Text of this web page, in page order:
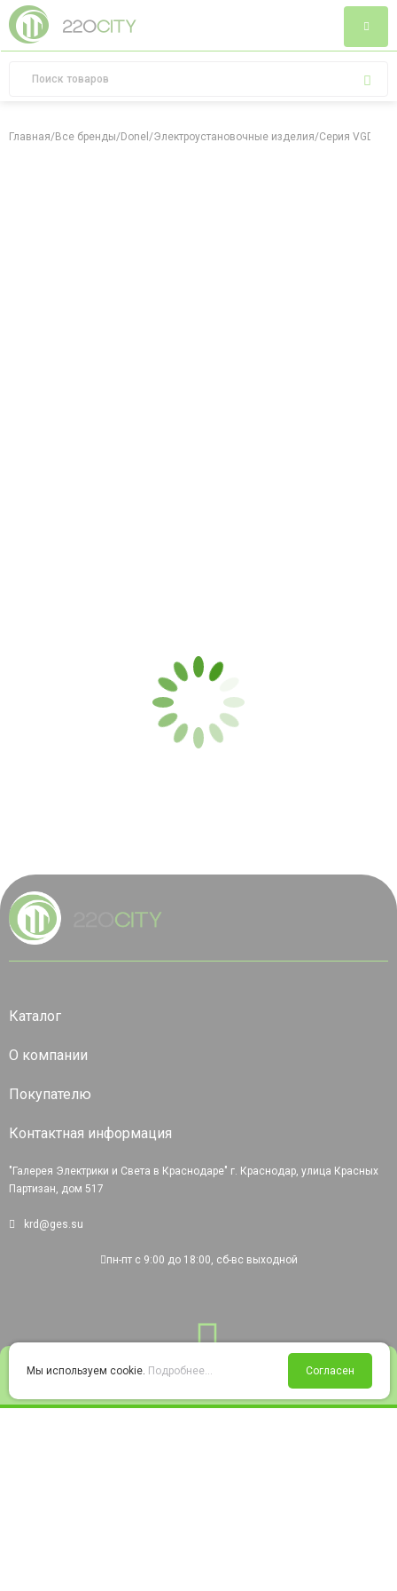
Войти Избранное Корзина
Главная/Все бренды/Donel /Электроустановочные изделия/Серия VGD
Каталог
О компании
Покупателю
Контактная информация
"Галерея Электрики и Света в Краснодаре" г. Краснодар, улица Красных
Партизан, дом 517
krd@ges.su
пн-пт с 9:00 до 18:00, сб-вс выходной
Мы используем cookie. Подробнее... Согласен